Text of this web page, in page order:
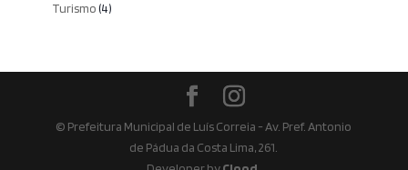
Turismo(4)
© Prefeitura Municipal de Luís Correia - Av. Pref. Antonio
de Pádua da Costa Lima, 261.